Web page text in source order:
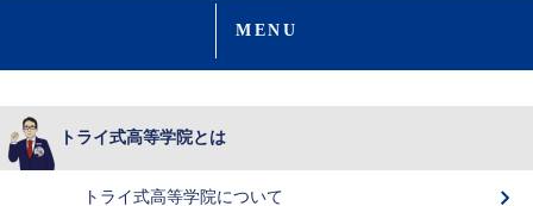
MENU
トライ式高等学院とは
トライ式高等学院について